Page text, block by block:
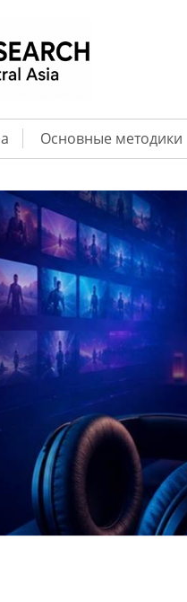
Основные методики